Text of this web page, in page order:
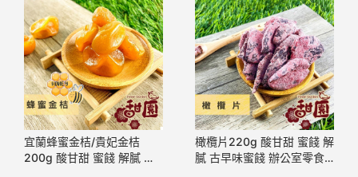
宜蘭蜂蜜金桔/貴妃金桔
200g 酸甘甜 蜜餞 解膩 古
橄欖片220g 酸甘甜 蜜餞 解
膩 古早味蜜餞 辦公室零食